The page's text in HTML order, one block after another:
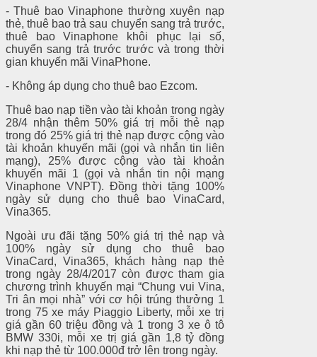
- Thuê bao Vinaphone thường xuyên nạp
thẻ, thuê bao trả sau chuyển sang trả trước,
thuê bao Vinaphone khôi phục lại số,
chuyển sang trả trước trước và trong thời
gian khuyến mãi VinaPhone.
- Không áp dụng cho thuê bao Ezcom.
Thuê bao nạp tiền vào tài khoản trong ngày
28/4 nhận thêm 50% giá trị mỗi thẻ nạp
trong đó 25% giá trị thẻ nạp được cộng vào
tài khoản khuyến mãi (gọi và nhắn tin liên
mạng), 25% được cộng vào tài khoản
khuyến mãi 1 (gọi và nhắn tin nội mạng
Vinaphone VNPT). Đồng thời tặng 100%
ngày sử dụng cho thuê bao VinaCard,
Vina365.
Ngoài ưu đãi tặng 50% giá trị thẻ nạp và
100% ngày sử dụng cho thuê bao
VinaCard, Vina365, khách hàng nạp thẻ
trong ngày 28/4/2017 còn được tham gia
chương trình khuyến mại “Chung vui Vina,
Tri ân mọi nhà” với cơ hội trúng thưởng 1
trong 75 xe máy Piaggio Liberty, mỗi xe trị
giá gần 60 triệu đồng và 1 trong 3 xe ô tô
BMW 330i, mỗi xe trị giá gần 1,8 tỷ đồng
khi nạp thẻ từ 100.000đ trở lên trong ngày.